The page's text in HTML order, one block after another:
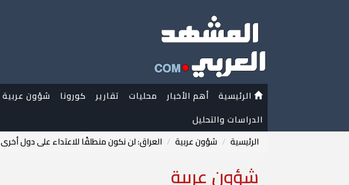
الرئيسية أهم الأخبار محليات تقارير كورونا شؤون عربية
الدراسات والتحليل
الرئيسية
شؤون عربية العراق: لن نكون منطلقًا للاعتداء على دول أخرى
شؤون عربية